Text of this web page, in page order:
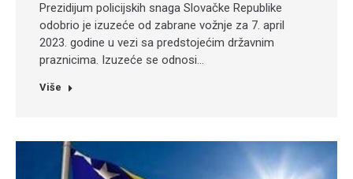
Prezidijum policijskih snaga Slovačke Republike
odobrio je izuzeće od zabrane vožnje za 7. april
2023. godine u vezi sa predstojećim državnim
praznicima. Izuzeće se odnosi…
Više